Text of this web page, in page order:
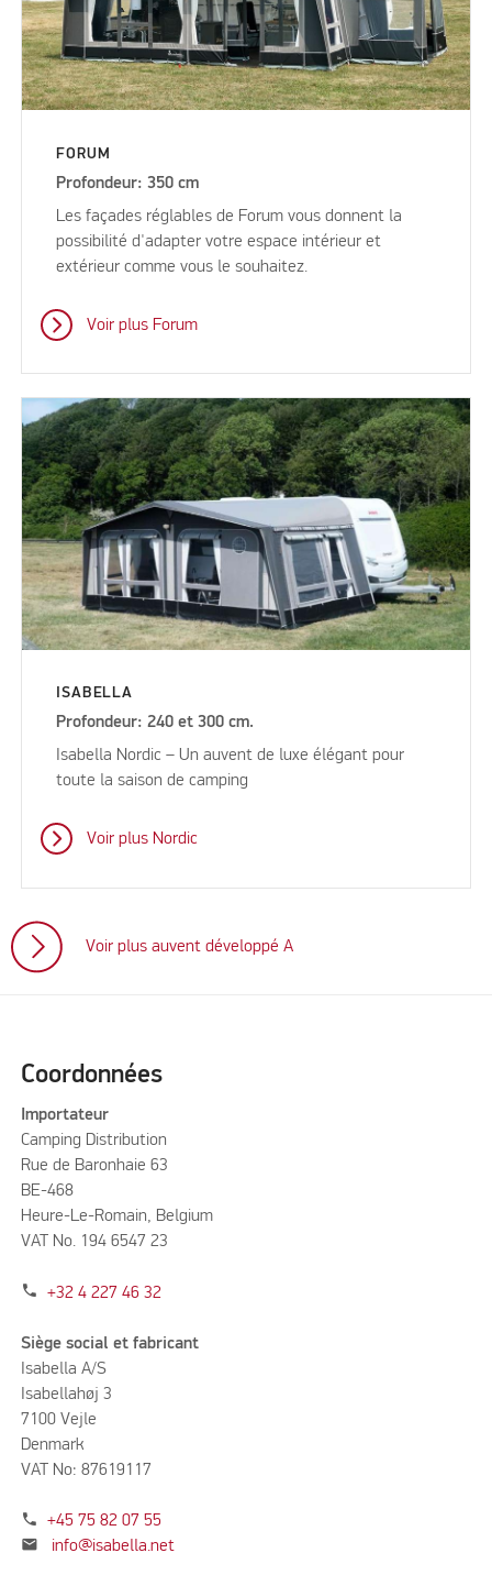
FORUM
Profondeur: 350 cm
Les façades réglables de Forum vous donnent la
possibilité d'adapter votre espace intérieur et
extérieur comme vous le souhaitez.
Voir plus Forum
ISABELLA
Profondeur: 240 et 300 cm.
Isabella Nordic – Un auvent de luxe élégant pour
toute la saison de camping
Voir plus Nordic
Voir plus auvent développé A
Coordonnées
Importateur
Camping Distribution
Rue de Baronhaie 63
BE-468
Heure-Le-Romain, Belgium
VAT No. 194 6547 23
phone +32 4 227 46 32
Siège social et fabricant
Isabella A/S
Isabellahøj 3
7100 Vejle
Denmark
VAT No: 87619117
phone +45 75 82 07 55
mail info@isabella.net